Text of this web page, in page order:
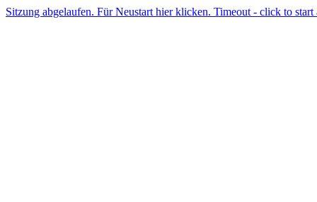
Sitzung abgelaufen. Für Neustart hier klicken. Timeout - click to start